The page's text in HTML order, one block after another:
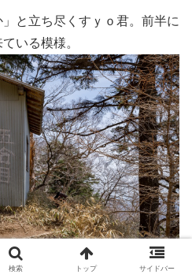
」と立ち尽くすｙｏ君。前半に
いる模様。
検索 トップ サイドバー